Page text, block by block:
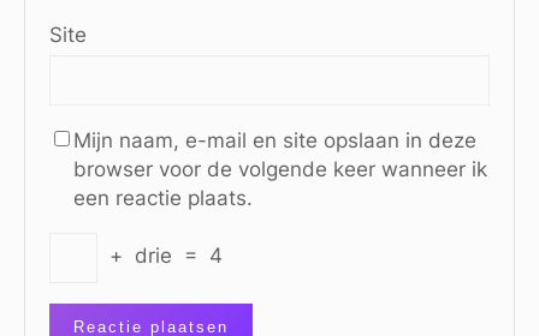
Site
Mijn naam, e-mail en site opslaan in deze
browser voor de volgende keer wanneer ik
een reactie plaats.
+ drie = 4